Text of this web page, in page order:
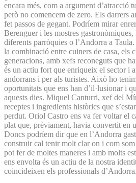
encara més, com a argument d’atracció
però no comencem de zero. Els darrers
fet passos de gegant. Podríem mirar
Berenguer i les mostres gastronòmiques,
diferents parròquies o l’Andorra a
la combinació entre cuiners de casa, els
generacions, amb xefs reconeguts que
és un actiu fort que enriqueix el sector i
andorrans i per als turistes. Això ho
oportunitats que ens han d’il·lusionar i
aquests dies. Miquel Canturri, xef del
receptes i ingredients històrics que
perdut. Oriol Castro ens va fer voltar el
plat que, prèviament, havia convertit en
Doncs podríem dir que en l’Andorra
construir cal tenir molt clar on i com
pot fer de moltes maneres i amb molts
ens envolta és un actiu de la nostra
coincideixen els professionals d’Andorra.